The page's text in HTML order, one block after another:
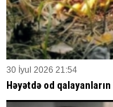
30 İyul 2026 21:54
Həyətdə od qalayanların